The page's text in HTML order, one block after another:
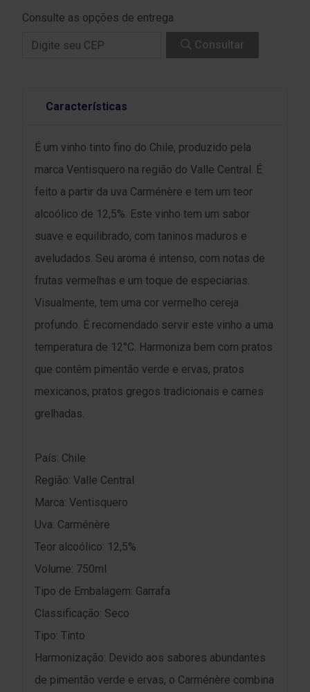
Consulte as opções de entrega
Consultar
Características
É um vinho tinto fino do Chile, produzido pela
marca Ventisquero na região do Valle Central. É
feito a partir da uva Carménère e tem um teor
alcoólico de 12,5%. Este vinho tem um sabor
suave e equilibrado, com taninos maduros e
aveludados. Seu aroma é intenso, com notas de
frutas vermelhas e um toque de especiarias.
Visualmente, tem uma cor vermelho cereja
profundo. É recomendado servir este vinho a uma
temperatura de 12°C. Harmoniza bem com pratos
que contêm pimentão verde e ervas, pratos
mexicanos, pratos gregos tradicionais e carnes
grelhadas.
País: Chile
Região: Valle Central
Marca: Ventisquero
Uva: Carménère
Teor alcoólico: 12,5%
Volume: 750ml
Tipo de Embalagem: Garrafa
Classificação: Seco
Tipo: Tinto
Harmonização: Devido aos sabores abundantes
de pimentão verde e ervas, o Carménère combina